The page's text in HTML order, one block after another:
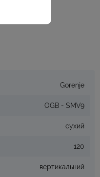
Gorenje
OGB - SMV9
сухий
120
вертикальний